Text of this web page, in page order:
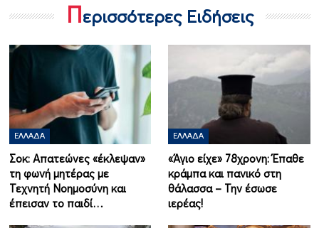
Περισσότερες Ειδήσεις
ΕΛΛΆΔΑ
Σοκ: Απατεώνες «έκλεψαν»
τη φωνή μητέρας με
Τεχνητή Νοημοσύνη και
έπεισαν το παιδί…
ΕΛΛΆΔΑ
«Άγιο είχε» 78χρονη: Έπαθε
κράμπα και πανικό στη
θάλασσα – Την έσωσε
ιερέας!